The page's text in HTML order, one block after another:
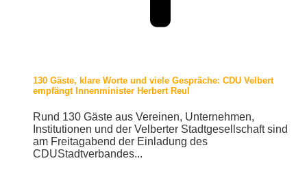
130 Gäste, klare Worte und viele Gespräche: CDU Velbert
empfängt Innenminister Herbert Reul
Rund 130 Gäste aus Vereinen, Unternehmen,
Institutionen und der Velberter Stadtgesellschaft sind
am Freitagabend der Einladung des
CDUStadtverbandes...